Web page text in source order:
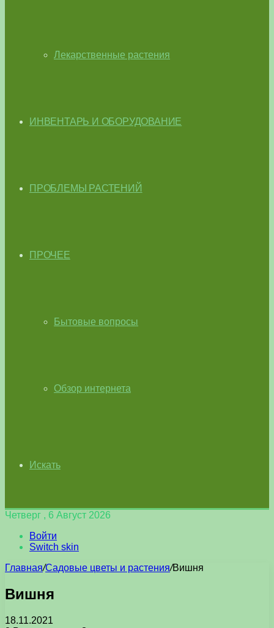
Лекарственные растения
ИНВЕНТАРЬ И ОБОРУДОВАНИЕ
ПРОБЛЕМЫ РАСТЕНИЙ
ПРОЧЕЕ
Бытовые вопросы
Обзор интернета
Искать
Четверг , 6 Август 2026
Войти
Switch skin
Главная/Садовые цветы и растения/Вишня
Вишня
18.11.2021